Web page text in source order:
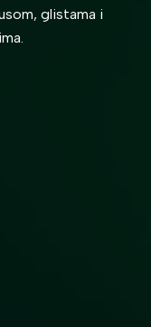
glistama i